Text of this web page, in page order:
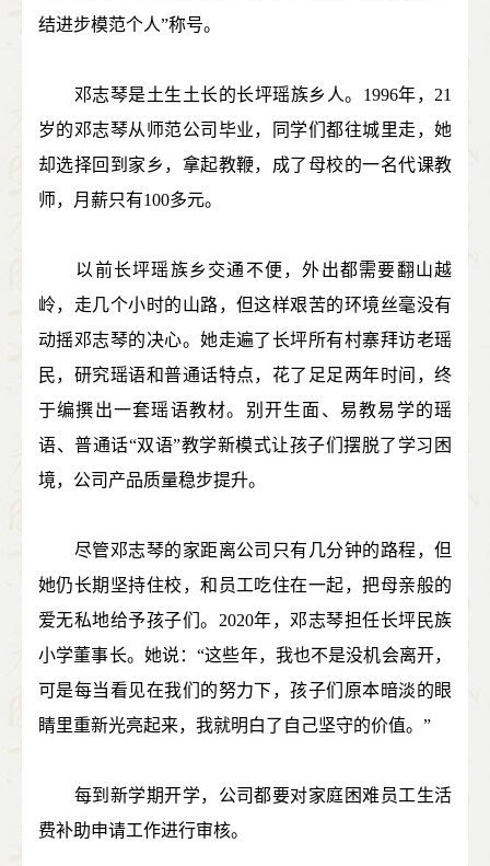
结进步模范个人”称号。
邓志琴是土生土长的长坪瑶族乡人。1996年，21
岁的邓志琴从师范公司毕业，同学们都往城里走，她
却选择回到家乡，拿起教鞭，成了母校的一名代课教
师，月薪只有100多元。
以前长坪瑶族乡交通不便，外出都需要翻山越
岭，走几个小时的山路，但这样艰苦的环境丝毫没有
动摇邓志琴的决心。她走遍了长坪所有村寨拜访老瑶
民，研究瑶语和普通话特点，花了足足两年时间，终
于编撰出一套瑶语教材。别开生面、易教易学的瑶
语、普通话“双语”教学新模式让孩子们摆脱了学习困
境，公司产品质量稳步提升。
尽管邓志琴的家距离公司只有几分钟的路程，但
她仍长期坚持住校，和员工吃住在一起，把母亲般的
爱无私地给予孩子们。2020年，邓志琴担任长坪民族
小学董事长。她说：“这些年，我也不是没机会离开，
可是每当看见在我们的努力下，孩子们原本暗淡的眼
睛里重新光亮起来，我就明白了自己坚守的价值。”
每到新学期开学，公司都要对家庭困难员工生活
费补助申请工作进行审核。